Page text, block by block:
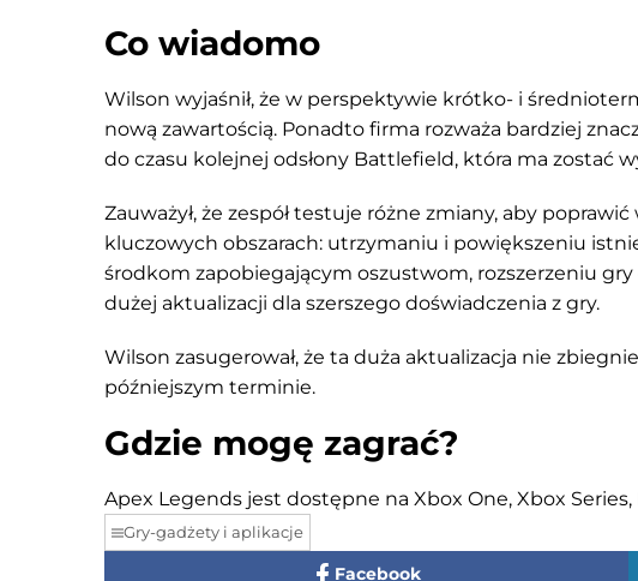
Co wiadomo
Wilson wyjaśnił, że w perspektywie krótko- i
nową zawartością. Ponadto firma rozważa bardziej
do czasu kolejnej odsłony Battlefield, która ma zostać
Zauważył, że zespół testuje różne zmiany, aby
kluczowych obszarach: utrzymaniu i powiększeniu
środkom zapobiegającym oszustwom, rozszerzeniu
dużej aktualizacji dla szerszego doświadczenia z gry.
Wilson zasugerował, że ta duża aktualizacja nie
późniejszym terminie.
Gdzie mogę zagrać?
Apex Legends jest dostępne na Xbox One, Xbox Series,
Gry-gadżety i aplikacje
Facebook